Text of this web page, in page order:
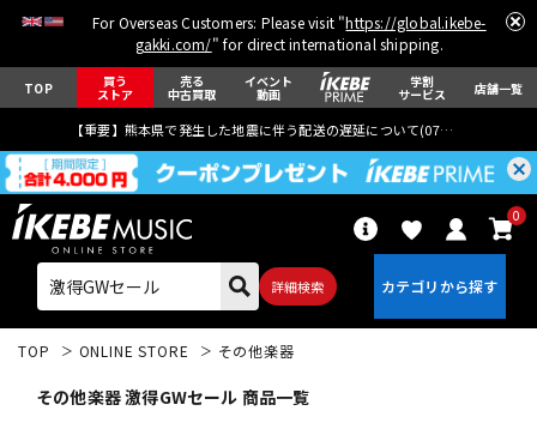
For Overseas Customers: Please visit "https://global.ikebe-
gakki.com/" for direct international shipping.
TOP 買う
ストア
売る
中古買取
イベント
動画
学割
サービス 店舗一覧
【重要】熊本県で発生した地震に伴う配送の遅延について(07月29日
詳細検索
0
TOP ONLINE STORE その他楽器
その他楽器 激得GWセール 商品一覧